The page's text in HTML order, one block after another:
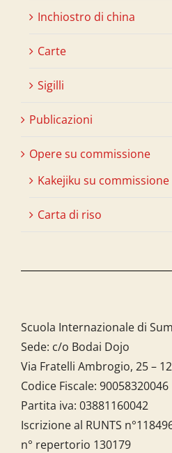
Inchiostro di china
Carte
Sigilli
Publicazioni
Opere su commissione
Kakejiku su commissione
Carta di riso
Scuola Internazionale di
Sede: c/o Bodai Dojo
Via Fratelli Ambrogio, 25 –
Codice Fiscale: 90058320046
Partita iva: 03881160042
Iscrizione al RUNTS
n° repertorio 130179